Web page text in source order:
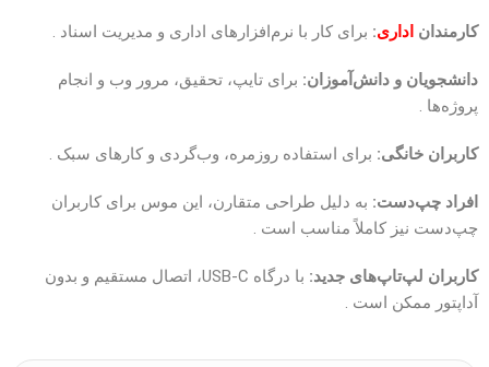
کارمندان اداری: برای کار با نرم‌افزارهای اداری و مدیریت اسناد .
دانشجویان و دانش‌آموزان: برای تایپ، تحقیق، مرور وب و انجام
پروژه‌ها .
کاربران خانگی: برای استفاده روزمره، وب‌گردی و کارهای سبک .
افراد چپ‌دست: به دلیل طراحی متقارن، این موس برای کاربران
چپ‌دست نیز کاملاً مناسب است .
کاربران لپ‌تاپ‌های جدید:
با درگاه USB-C، اتصال مستقیم و بدون
آداپتور ممکن است .